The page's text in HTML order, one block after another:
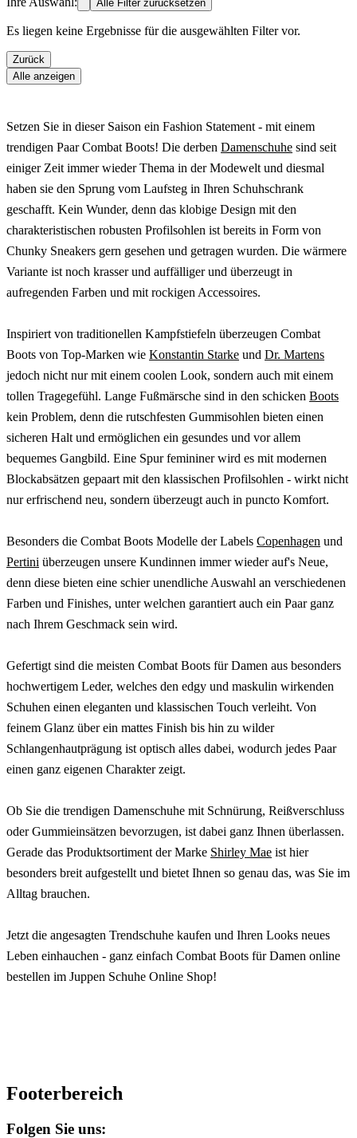
Alle Filter zurücksetzen
Es liegen keine Ergebnisse für die ausgewählten Filter vor.
Zurück
Alle anzeigen
Setzen Sie in dieser Saison ein Fashion Statement - mit einem
trendigen Paar Combat Boots! Die derben Damenschuhe sind seit
einiger Zeit immer wieder Thema in der Modewelt und diesmal
haben sie den Sprung vom Laufsteg in Ihren Schuhschrank
geschafft. Kein Wunder, denn das klobige Design mit den
charakteristischen robusten Profilsohlen ist bereits in Form von
Chunky Sneakers gern gesehen und getragen wurden. Die wärmere
Variante ist noch krasser und auffälliger und überzeugt in
aufregenden Farben und mit rockigen Accessoires.
Inspiriert von traditionellen Kampfstiefeln überzeugen Combat
Boots von Top-Marken wie Konstantin Starke und Dr. Martens
jedoch nicht nur mit einem coolen Look, sondern auch mit einem
tollen Tragegefühl. Lange Fußmärsche sind in den schicken Boots
kein Problem, denn die rutschfesten Gummisohlen bieten einen
sicheren Halt und ermöglichen ein gesundes und vor allem
bequemes Gangbild. Eine Spur femininer wird es mit modernen
Blockabsätzen gepaart mit den klassischen Profilsohlen - wirkt nicht
nur erfrischend neu, sondern überzeugt auch in puncto Komfort.
Besonders die Combat Boots Modelle der Labels Copenhagen und
Pertini überzeugen unsere Kundinnen immer wieder auf's Neue,
denn diese bieten eine schier unendliche Auswahl an verschiedenen
Farben und Finishes, unter welchen garantiert auch ein Paar ganz
nach Ihrem Geschmack sein wird.
Gefertigt sind die meisten Combat Boots für Damen aus besonders
hochwertigem Leder, welches den edgy und maskulin wirkenden
Schuhen einen eleganten und klassischen Touch verleiht. Von
feinem Glanz über ein mattes Finish bis hin zu wilder
Schlangenhautprägung ist optisch alles dabei, wodurch jedes Paar
einen ganz eigenen Charakter zeigt.
Ob Sie die trendigen Damenschuhe mit Schnürung, Reißverschluss
oder Gummieinsätzen bevorzugen, ist dabei ganz Ihnen überlassen.
Gerade das Produktsortiment der Marke Shirley Mae ist hier
besonders breit aufgestellt und bietet Ihnen so genau das, was Sie im
Alltag brauchen.
Jetzt die angesagten Trendschuhe kaufen und Ihren Looks neues
Leben einhauchen - ganz einfach Combat Boots für Damen online
bestellen im Juppen Schuhe Online Shop!
Footerbereich
Folgen Sie uns: